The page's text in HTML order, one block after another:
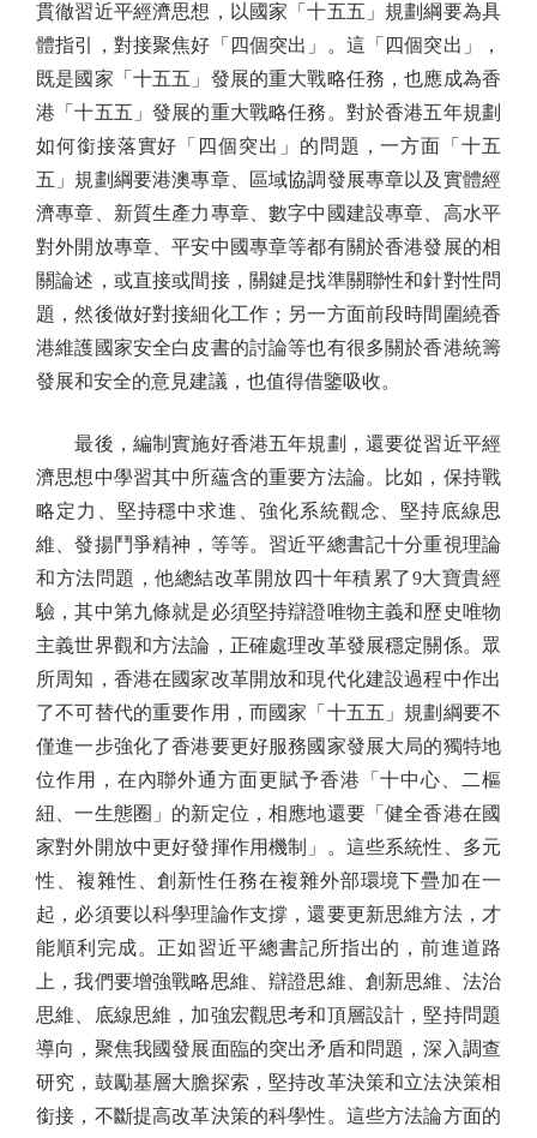
貫徹習近平經濟思想，以國家「十五五」規劃綱要為具
體指引，對接聚焦好「四個突出」。這「四個突出」，
既是國家「十五五」發展的重大戰略任務，也應成為香
港「十五五」發展的重大戰略任務。對於香港五年規劃
如何銜接落實好「四個突出」的問題，一方面「十五
五」規劃綱要港澳專章、區域協調發展專章以及實體經
濟專章、新質生產力專章、數字中國建設專章、高水平
對外開放專章、平安中國專章等都有關於香港發展的相
關論述，或直接或間接，關鍵是找準關聯性和針對性問
題，然後做好對接細化工作；另一方面前段時間圍繞香
港維護國家安全白皮書的討論等也有很多關於香港統籌
發展和安全的意見建議，也值得借鑒吸收。
最後，編制實施好香港五年規劃，還要從習近平經
濟思想中學習其中所蘊含的重要方法論。比如，保持戰
略定力、堅持穩中求進、強化系統觀念、堅持底線思
維、發揚鬥爭精神，等等。習近平總書記十分重視理論
和方法問題，他總結改革開放四十年積累了9大寶貴經
驗，其中第九條就是必須堅持辯證唯物主義和歷史唯物
主義世界觀和方法論，正確處理改革發展穩定關係。眾
所周知，香港在國家改革開放和現代化建設過程中作出
了不可替代的重要作用，而國家「十五五」規劃綱要不
僅進一步強化了香港要更好服務國家發展大局的獨特地
位作用，在內聯外通方面更賦予香港「十中心、二樞
紐、一生態圈」的新定位，相應地還要「健全香港在國
家對外開放中更好發揮作用機制」。這些系統性、多元
性、複雜性、創新性任務在複雜外部環境下疊加在一
起，必須要以科學理論作支撐，還要更新思維方法，才
能順利完成。正如習近平總書記所指出的，前進道路
上，我們要增強戰略思維、辯證思維、創新思維、法治
思維、底線思維，加強宏觀思考和頂層設計，堅持問題
導向，聚焦我國發展面臨的突出矛盾和問題，深入調查
研究，鼓勵基層大膽探索，堅持改革決策和立法決策相
銜接，不斷提高改革決策的科學性。這些方法論方面的